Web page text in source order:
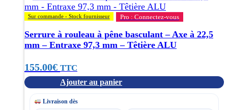
Sur commande - Stock fournisseur Pro : Connectez-vous
Serrure à rouleau à pêne basculant – Axe à 22,5
mm – Entraxe 97,3 mm – Têtière ALU
155.00€ TTC
Ajouter au panier
Livraison dès